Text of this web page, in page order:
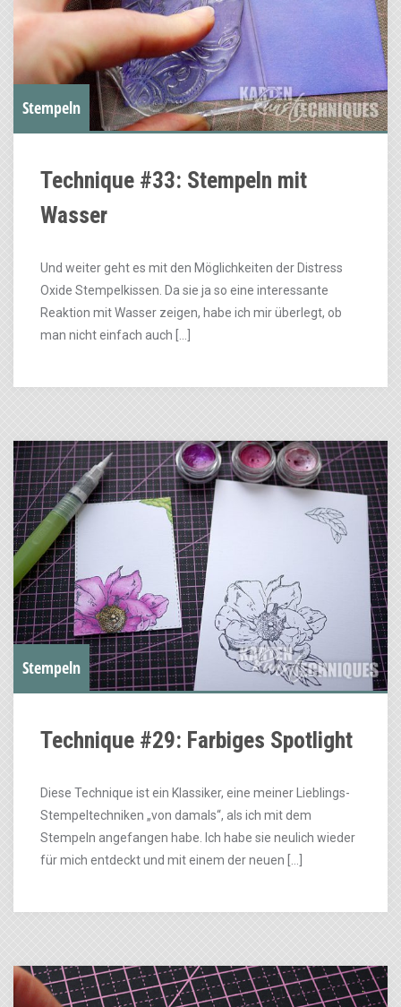
Stempeln
Technique #33: Stempeln mit
Wasser
Und weiter geht es mit den Möglichkeiten der Distress
Oxide Stempelkissen. Da sie ja so eine interessante
Reaktion mit Wasser zeigen, habe ich mir überlegt, ob
man nicht einfach auch […]
Stempeln
Technique #29: Farbiges Spotlight
Diese Technique ist ein Klassiker, eine meiner Lieblings-
Stempeltechniken „von damals“, als ich mit dem
Stempeln angefangen habe. Ich habe sie neulich wieder
für mich entdeckt und mit einem der neuen […]